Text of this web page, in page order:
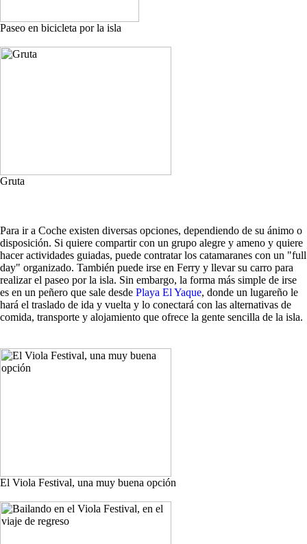
Paseo en bicicleta por la isla
Gruta
Para ir a Coche existen diversas opciones, dependiendo de su ánimo o
disposición. Si quiere compartir con un grupo alegre y ameno y quiere
hacer actividades guiadas, puede contratar los catamaranes con un "full
day" organizado. También puede irse en Ferry y llevar su carro para
realizar el paseo por la isla. Sin embargo, la forma más simple de irse
es en un peñero que sale desde Playa El Yaque, donde un lugareño le
hará el traslado de ida y vuelta y lo conectará con las alternativas de
comida, transporte y alojamiento que ofrece la gente sencilla de la isla.
El Viola Festival, una muy buena opción